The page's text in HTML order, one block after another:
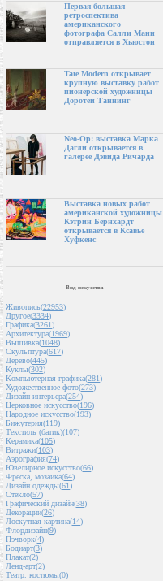
Первая большая
ретроспектива
американского
фотографа Салли Манн
отправляется в Хьюстон
Tate Modern открывает
крупную выставку работ
пионерской художницы
Доротеи Таннинг
Neo-Op: выставка Марка
Дагли открывается в
галерее Дэвида Ричарда
Выставка новых работ
американской художницы
Кэтрин Бернхардт
открывается в Ксавье
Хуфкенс
Вид искусства
Живопись(22953)
Другое(3334)
Графика(3261)
Архитектура(1969)
Вышивка(1048)
Скульптура(617)
Дерево(445)
Куклы(302)
Компьютерная графика(281)
Художественное фото(273)
Дизайн интерьера(254)
Церковное искусство(196)
Народное искусство(193)
Бижутерия(119)
Текстиль (батик)(107)
Керамика(105)
Витражи(103)
Аэрография(74)
Ювелирное искусство(66)
Фреска, мозаика(64)
Дизайн одежды(61)
Стекло(57)
Графический дизайн(38)
Декорации(26)
Лоскутная картина(14)
Флордизайн(9)
Пэчворк(4)
Бодиарт(3)
Плакат(2)
Ленд-арт(2)
Театр. костюмы(0)